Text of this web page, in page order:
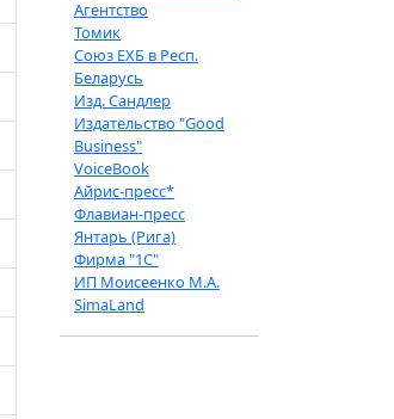
Агентство
Томик
Союз ЕХБ в Респ.
Беларусь
Изд. Сандлер
Издательство "Good
Business"
VoiceBook
Айрис-пресс*
Флавиан-пресс
Янтарь (Рига)
Фирма "1С"
ИП Моисеенко М.А.
SimaLand